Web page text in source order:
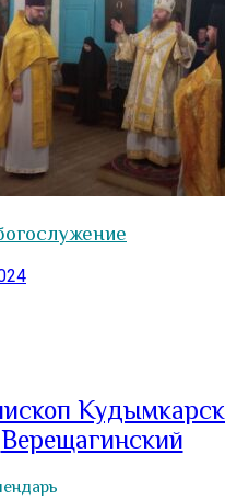
Верещагинский